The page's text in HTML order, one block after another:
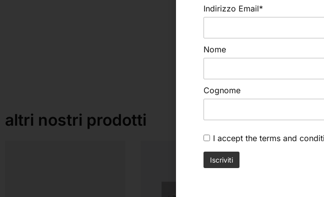
altri nostri prodotti
Indirizzo Email*
Nome
Cognome
I accept the terms and